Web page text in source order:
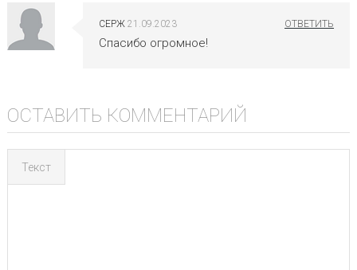
СЕРЖ 21.09.2023
Спасибо огромное!
ОСТАВИТЬ КОММЕНТАРИЙ
Текст